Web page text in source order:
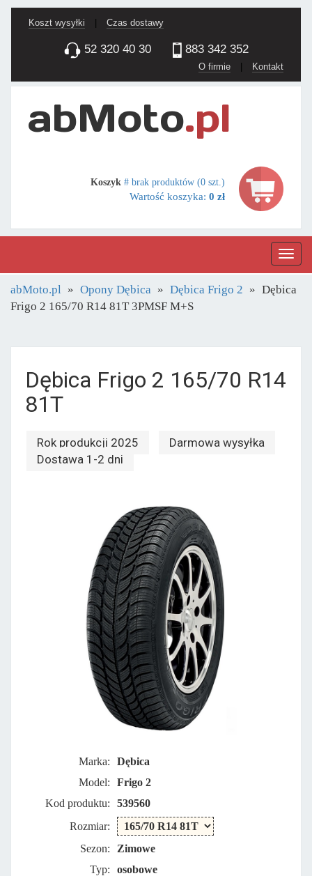
Koszt wysyłki Czas dostawy
52 320 40 30 883 342 352
O firmie | Kontakt
Koszyk # brak produktów (0 szt.)
Wartość koszyka: 0 zł
abMoto.pl Opony Dębica Dębica Frigo 2
Dębica
Frigo 2 165/70 R14 81T 3PMSF M+S
Dębica Frigo 2 165/70 R14
81T
Rok produkcji 2025
Darmowa wysyłka
Dostawa 1-2 dni
Marka:
Dębica
Model:
Frigo 2
Kod produktu:
539560
Rozmiar:
Sezon:
Zimowe
Typ:
osobowe